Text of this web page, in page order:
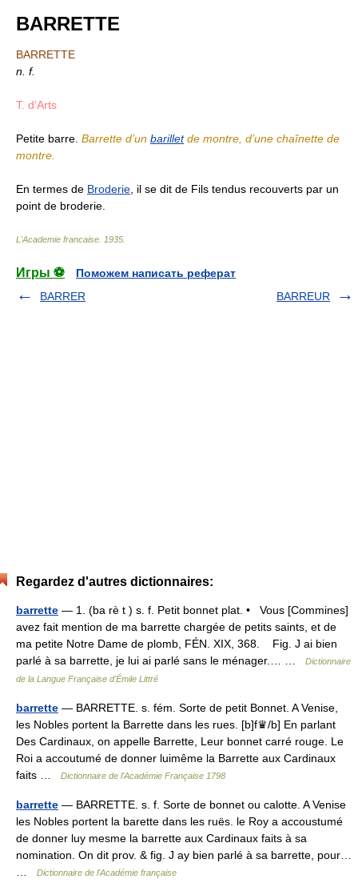
BARRETTE
BARRETTE
n. f.
T. d’Arts
Petite barre. Barrette d’un barilletde montre, d’une chaînette de
montre.
En termes de Broderie , il se dit de Fils tendus recouverts par un
point de broderie.
L'Academie francaise 1935
Игры ⚽
Поможем написать реферат
BARRER
BARREUR
Regardez d'autres dictionnaires:
barrette — 1. (ba rè t ) s. f. Petit bonnet plat. • Vous [Commines]
avez fait mention de ma barrette chargée de petits saints, et de
ma petite Notre Dame de plomb, FÉN. XIX, 368. Fig. J ai bien
parlé à sa barrette, je lui ai parlé sans le ménager.… …
Dictionnaire
de la Langue Française d'Émile Littré
barrette — BARRETTE. s. fém. Sorte de petit Bonnet. A Venise,
les Nobles portent la Barrette dans les rues. [b]f♛/b] En parlant
Des Cardinaux, on appelle Barrette, Leur bonnet carré rouge. Le
Roi a accoutumé de donner luimême la Barrette aux Cardinaux
faits …
Dictionnaire de l'Académie Française 1798
barrette — BARRETTE. s. f. Sorte de bonnet ou calotte. A Venise
les Nobles portent la barette dans les ruës. le Roy a accoustumé
de donner luy mesme la barrette aux Cardinaux faits à sa
nomination. On dit prov. & fig. J ay bien parlé à sa barrette, pour…
Dictionnaire de l'Académie française